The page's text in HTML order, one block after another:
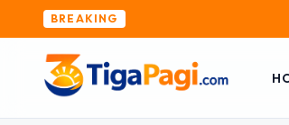
BREAKING